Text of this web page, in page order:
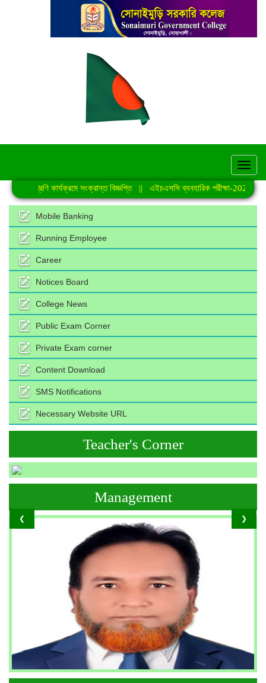
নিয়মিত শ্রেণি কার্যক্রমে সংক্রান্ত বিজ্ঞপ্তি|| এইচএসসি ব্যবহারিক পরীক্ষা-2026 এর
Mobile Banking
Running Employee
Career
Notices Board
College News
Public Exam Corner
Private Exam corner
Content Download
SMS Notifications
Necessary Website URL
Teacher's Corner
❮ ❯
Management